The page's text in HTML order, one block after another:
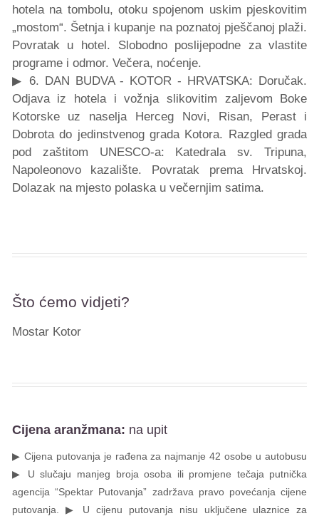
hotela na tombolu, otoku spojenom uskim pjeskovitim
„mostom“. Šetnja i kupanje na poznatoj pješčanoj plaži.
Povratak u hotel. Slobodno poslijepodne za vlastite
programe i odmor. Večera, noćenje.
▶ 6. DAN BUDVA - KOTOR - HRVATSKA: Doručak.
Odjava iz hotela i vožnja slikovitim zaljevom Boke
Kotorske uz naselja Herceg Novi, Risan, Perast i
Dobrota do jedinstvenog grada Kotora. Razgled grada
pod zaštitom UNESCO-a: Katedrala sv. Tripuna,
Napoleonovo kazalište. Povratak prema Hrvatskoj.
Dolazak na mjesto polaska u večernjim satima.
Što ćemo vidjeti?
Mostar Kotor
Cijena aranžmana: na upit
▶ Cijena putovanja je rađena za najmanje 42 osobe u autobusu
▶ U slučaju manjeg broja osoba ili promjene tečaja putnička
agencija “Spektar Putovanja” zadržava pravo povećanja cijene
putovanja. ▶ U cijenu putovanja nisu uključene ulaznice za